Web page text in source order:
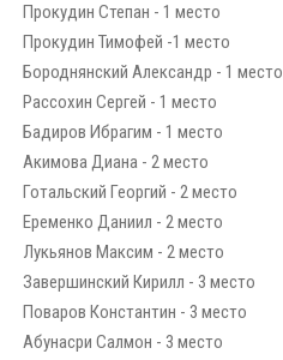
Прокудин Степан - 1 место
Прокудин Тимофей -1 место
Бороднянский Александр - 1 место
Рассохин Сергей - 1 место
Бадиров Ибрагим - 1 место
Акимова Диана - 2 место
Готальский Георгий - 2 место
Еременко Даниил - 2 место
Лукьянов Максим - 2 место
Завершинский Кирилл - 3 место
Поваров Константин - 3 место
Абунасри Салмон - 3 место